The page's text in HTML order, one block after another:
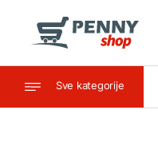
Sve kategorije
Ugostiteljstvo